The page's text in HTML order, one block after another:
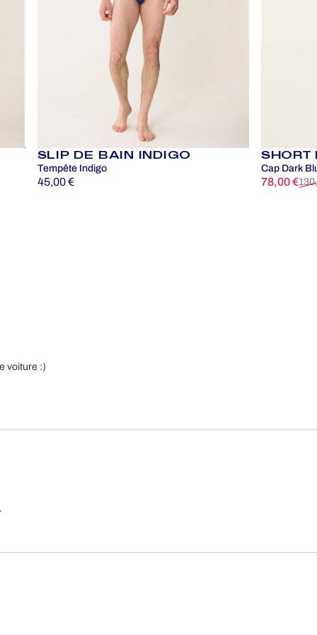
SLIP DE BAIN INDIGO
Tempête Indigo
45,00 €
SHORT
Cap Dark
Prix
78,00 €
Prix
voiture :)